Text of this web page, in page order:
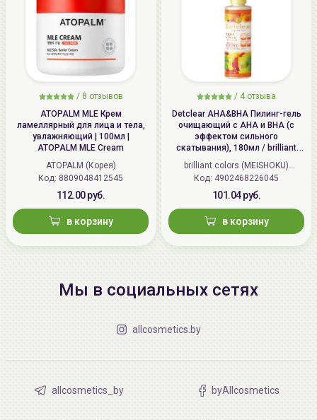
/ 8 отзывов
ATOPALM MLE Крем
ламеллярный для лица и тела,
увлажняющий | 100мл |
ATOPALM MLE Cream
ATOPALM (Корея)
Код: 8809048412545
112.00 руб.
в корзину
/ 4 отзыва
Detclear AHA&BHA Пилинг-гель
очищающий с AHA и BHA (с
эффектом сильного
скатывания), 180мл / brilliant
colors (MEISHOKU) Detclear
Bright&Peel AHA&BHA Fruits
Peeling Jelly
brilliant colors (MEISHOKU)
(Япония)
Код: 4902468226045
101.04 руб.
в корзину
Мы в социальных сетях
allcosmetics.by
allcosmetics_by byAllcosmetics